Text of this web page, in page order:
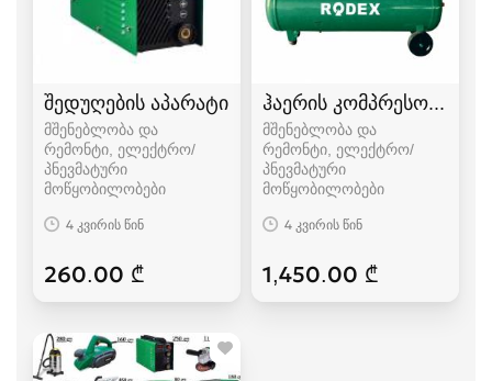
შედუღების აპარატი
მშენებლობა და
რემონტი, ელექტრო/
პნევმატური
მოწყობილობები
4 კვირის წინ
260.00 ₾
ჰაერის კომპრესორი
მშენებლობა და
რემონტი, ელექტრო/
პნევმატური
მოწყობილობები
4 კვირის წინ
1,450.00 ₾